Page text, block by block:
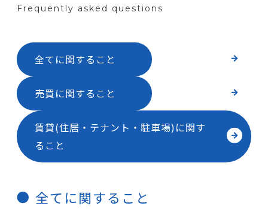
Frequently asked questions
全てに関すること
売買に関すること
賃貸(住居・テナント・駐車場)に関す
ること
全てに関すること